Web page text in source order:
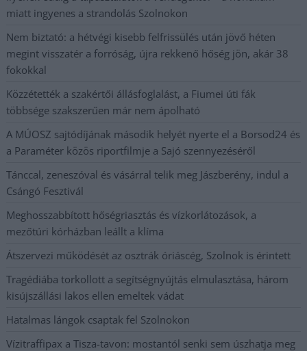
miatt ingyenes a strandolás Szolnokon
Nem biztató: a hétvégi kisebb felfrissülés után jövő héten
megint visszatér a forróság, újra rekkenő hőség jön, akár 38
fokokkal
Közzétették a szakértői állásfoglalást, a Fiumei úti fák
többsége szakszerűen már nem ápolható
A MÚOSZ sajtódíjának második helyét nyerte el a Borsod24 és
a Paraméter közös riportfilmje a Sajó szennyezéséről
Tánccal, zeneszóval és vásárral telik meg Jászberény, indul a
Csángó Fesztivál
Meghosszabbított hőségriasztás és vízkorlátozások, a
mezőtúri kórházban leállt a klíma
Átszervezi működését az osztrák óriáscég, Szolnok is érintett
Tragédiába torkollott a segítségnyújtás elmulasztása, három
kisújszállási lakos ellen emeltek vádat
Hatalmas lángok csaptak fel Szolnokon
Vízitraffipax a Tisza-tavon: mostantól senki sem úszhatja meg